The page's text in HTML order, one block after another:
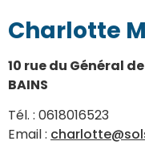
Charlotte
10 rue du Général
BAINS
Tél. : 0618016523
Email :